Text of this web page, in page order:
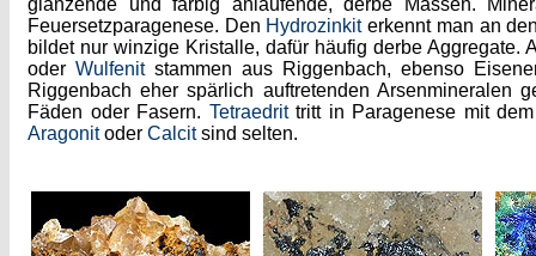
glänzende und farbig anlaufende, derbe Massen.
Feuersetzparagenese. Den Hydrozinkiterkennt man an
bildet nur winzige Kristalle, dafür häufig derbe Aggregate.
oderWulfenitstammen aus Riggenbach, ebenso
Riggenbach eher spärlich auftretenden Arsenmineralen
Fäden oder Fasern. Tetraedrittritt in Paragenese mit
Aragonitoder Calcitsind selten.